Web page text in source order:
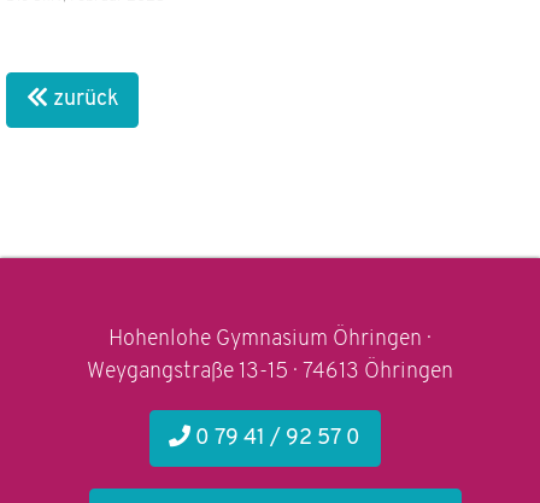
zurück
Hohenlohe Gymnasium Öhringen ·
Weygangstraße 13-15 · 74613 Öhringen
0 79 41 / 92 57 0